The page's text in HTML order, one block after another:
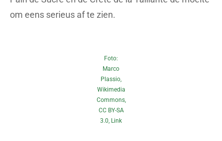
om eens serieus af te zien.
Foto:
Marco
Plassio,
Wikimedia
Commons,
CC BY-SA
3.0, Link